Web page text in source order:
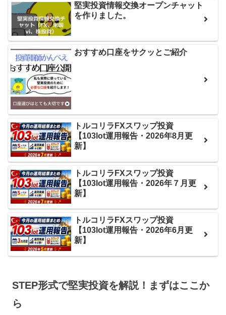
堅実投資情報交換オープンチャット
を作りました。
おすすめ口座をサクッとご紹介
トルコリラFXスワップ投資
【103lot運用報告・2026年8月更
新】
トルコリラFXスワップ投資
【103lot運用報告・2026年７月更
新】
トルコリラFXスワップ投資
【103lot運用報告・2026年6月更
新】
STEP形式で堅実投資を解説！まずはここか
ら